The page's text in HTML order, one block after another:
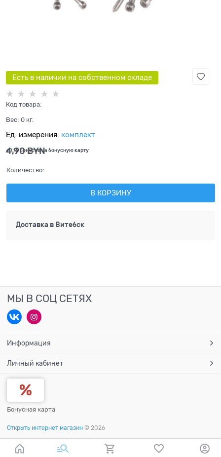
Есть в наличии на собственном складе
Код товара:
Вес: 0 кг.
Ед. измерения: комплект
4,90 BYN
+0,15 бонусов на бонусную карту
Количество:
В КОРЗИНУ
Доставка в Витебск
МЫ В СОЦ СЕТЯХ
Информация
Личный кабинет
Бонусная карта
Открыть интернет магазин © 2026